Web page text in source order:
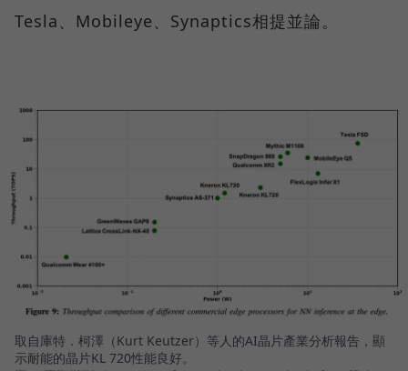
Tesla、Mobileye、Synaptics相提並論。
取自庫特．柯澤（Kurt Keutzer）等人的AI晶片產業分析報告，顯
示耐能的晶片KL 720性能良好。